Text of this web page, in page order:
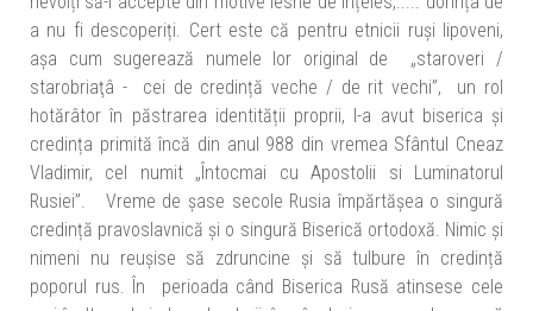
a nu fi descoperiți. Cert este că pentru etnicii ruși lipoveni,
așa cum sugerează numele lor original de „staroveri /
starobriaţâ - cei de credință veche / de rit vechi”, un rol
hotărâtor în păstrarea identității proprii, l-a avut biserica și
credința primită încă din anul 988 din vremea Sfântul Cneaz
Vladimir, cel numit „Întocmai cu Apostolii si Luminatorul
Rusiei”. Vreme de șase secole Rusia împărtășea o singură
credință pravoslavnică și o singură Biserică ortodoxă. Nimic și
nimeni nu reușise să zdruncine și să tulbure în credință
poporul rus. În perioada când Biserica Rusă atinsese cele